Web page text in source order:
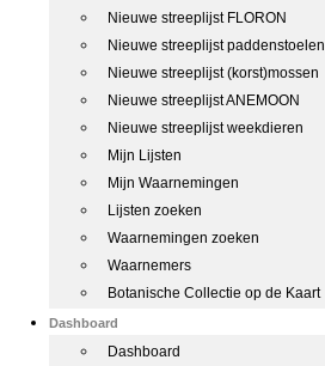
Nieuwe streeplijst FLORON
Nieuwe streeplijst paddenstoelen
Nieuwe streeplijst (korst)mossen
Nieuwe streeplijst ANEMOON
Nieuwe streeplijst weekdieren
Mijn Lijsten
Mijn Waarnemingen
Lijsten zoeken
Waarnemingen zoeken
Waarnemers
Botanische Collectie op de Kaart
Dashboard
Dashboard